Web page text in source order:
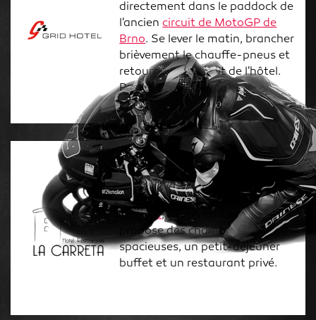
directement dans le paddock de
l'anciencircuit de MotoGP de
Brno. Se lever le matin, brancher
brièvement le chauffe-pneus et
retourner dans le lit de l'hôtel.
Pas de problème ici !
Hôtel La Carreta
Situé à un jet de pierre du
circuit Ricardo Tormo de
Valence, l'hôtel La Carreta te
propose des chambres
spacieuses, un petit-déjeuner
buffet et un restaurant privé.